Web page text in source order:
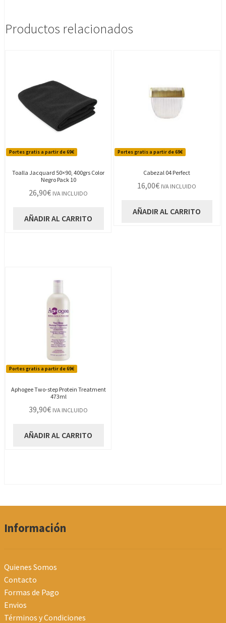
cantidad
Productos relacionados
Portes gratis a partir de 69€
Toalla Jacquard 50×90, 400grs Color
Negro Pack 10
26,90€ IVA INCLUIDO
AÑADIR AL CARRITO
Portes gratis a partir de 69€
Cabezal 04 Perfect
16,00€ IVA INCLUIDO
AÑADIR AL CARRITO
Portes gratis a partir de 69€
Aphogee Two-step Protein Treatment
473ml
39,90€ IVA INCLUIDO
AÑADIR AL CARRITO
Información
Quienes Somos
Contacto
Formas de Pago
Envios
Términos y Condiciones